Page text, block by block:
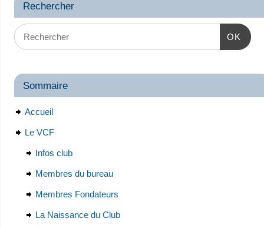
Rechercher
OK
Sommaire
Accueil
Le VCF
Infos club
Membres du bureau
Membres Fondateurs
La Naissance du Club